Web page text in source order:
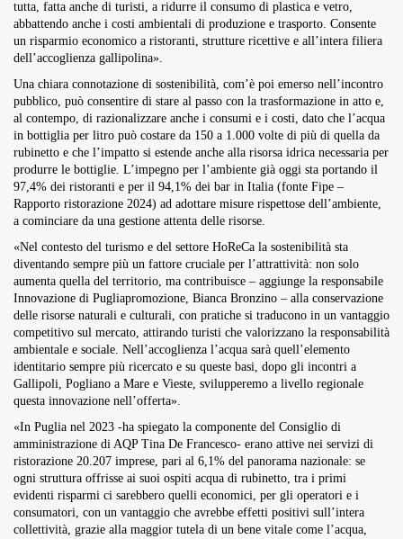
tutta, fatta anche di turisti, a ridurre il consumo di plastica e vetro,
abbattendo anche i costi ambientali di produzione e trasporto. Consente
un risparmio economico a ristoranti, strutture ricettive e all’intera filiera
dell’accoglienza gallipolina».
Una chiara connotazione di sostenibilità, com’è poi emerso nell’incontro
pubblico, può consentire di stare al passo con la trasformazione in atto e,
al contempo, di razionalizzare anche i consumi e i costi, dato che l’acqua
in bottiglia per litro può costare da 150 a 1.000 volte di più di quella da
rubinetto e che l’impatto si estende anche alla risorsa idrica necessaria per
produrre le bottiglie. L’impegno per l’ambiente già oggi sta portando il
97,4% dei ristoranti e per il 94,1% dei bar in Italia (fonte Fipe –
Rapporto ristorazione 2024) ad adottare misure rispettose dell’ambiente,
a cominciare da una gestione attenta delle risorse.
«Nel contesto del turismo e del settore HoReCa la sostenibilità sta
diventando sempre più un fattore cruciale per l’attrattività: non solo
aumenta quella del territorio, ma contribuisce – aggiunge la responsabile
Innovazione di Pugliapromozione, Bianca Bronzino – alla conservazione
delle risorse naturali e culturali, con pratiche si traducono in un vantaggio
competitivo sul mercato, attirando turisti che valorizzano la responsabilità
ambientale e sociale. Nell’accoglienza l’acqua sarà quell’elemento
identitario sempre più ricercato e su queste basi, dopo gli incontri a
Gallipoli, Pogliano a Mare e Vieste, svilupperemo a livello regionale
questa innovazione nell’offerta».
«In Puglia nel 2023 -ha spiegato la componente del Consiglio di
amministrazione di AQP Tina De Francesco- erano attive nei servizi di
ristorazione 20.207 imprese, pari al 6,1% del panorama nazionale: se
ogni struttura offrisse ai suoi ospiti acqua di rubinetto, tra i primi
evidenti risparmi ci sarebbero quelli economici, per gli operatori e i
consumatori, con un vantaggio che avrebbe effetti positivi sull’intera
collettività, grazie alla maggior tutela di un bene vitale come l’acqua,